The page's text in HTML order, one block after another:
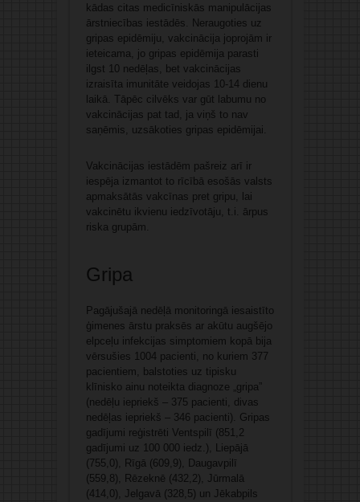
kādas citas medicīniskās manipulācijas
ārstniecības iestādēs. Neraugoties uz
gripas epidēmiju, vakcinācija joprojām ir
ieteicama, jo gripas epidēmija parasti
ilgst 10 nedēļas, bet vakcinācijas
izraisīta imunitāte veidojas 10-14 dienu
laikā. Tāpēc cilvēks var gūt labumu no
vakcinācijas pat tad, ja viņš to nav
saņēmis, uzsākoties gripas epidēmijai.
Vakcinācijas iestādēm pašreiz arī ir
iespēja izmantot to rīcībā esošās valsts
apmaksātās vakcīnas pret gripu, lai
vakcinētu ikvienu iedzīvotāju, t.i. ārpus
riska grupām.
Gripa
Pagājušajā nedēļā monitoringā iesaistīto
ģimenes ārstu praksēs ar akūtu augšējo
elpceļu infekcijas simptomiem kopā bija
vērsušies 1004 pacienti, no kuriem 377
pacientiem, balstoties uz tipisku
klīnisko ainu noteikta diagnoze „gripa”
(nedēļu iepriekš – 375 pacienti, divas
nedēļas iepriekš – 346 pacienti). Gripas
gadījumi reģistrēti Ventspilī (851,2
gadījumi uz 100 000 iedz.), Liepājā
(755,0), Rīgā (609,9), Daugavpilī
(559,8), Rēzeknē (432,2), Jūrmalā
(414,0), Jelgavā (328,5) un Jēkabpils